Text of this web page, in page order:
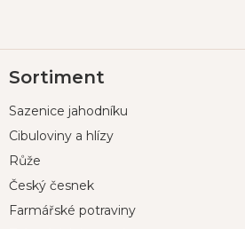
á
a
Sortiment
Sazenice jahodníku
Cibuloviny a hlízy
Růže
Český česnek
Farmářské potraviny